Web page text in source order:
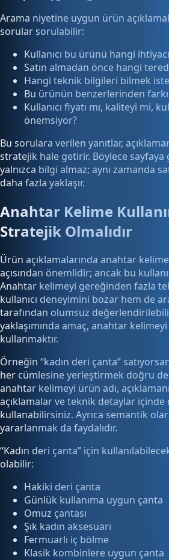
Arama niyetine uygun ürün
sorular sorulabilir:
Kullanıcı bu ürünü hangi
Satın almadan önce hangi
Hangi teknik bilgileri bilmek
Bu ürünün benzerlerinden
Kullanıcı fiyatı mı, kaliteyi mi,
önemsiyor?
Bu sorulara verilen yanıtlar,
stratejik hale getirir. Böylece sayfaya
yalnızca bilgi almaz; aynı zamanda
daha fazla yaklaşır.
Anahtar Kelime
Stratejik Olmalıdır
Ürün açıklamalarında anahtar kelime
açısından önemlidir; ancak bu
Anahtar kelimeyi gereğinden fazla
kullanıcı deneyimini bozar hem de
tarafından olumsuz
yaklaşımında amaç, anahtar
kullanmaktır.
Örneğin “kadın deri çanta”
her cümlesine yerleştirmek doğru
anahtar kelimeyi ürün adı,
açıklamalar ve teknik detaylar
kullanabilirsiniz. Ayrıca semantik
yararlanmak da faydalıdır.
“Kadın deri çanta” için
olabilir:
Hakiki deri çanta
Günlük kullanıma uygun çanta
Omuz çantası
Şık kadın aksesuarı
Fermuarlı iç bölme
Klasik kombinlere uygun çanta